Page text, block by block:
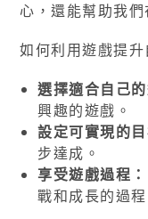
心，還能幫助我
如何利用遊戲提升
選擇適合自己的
興趣的遊戲。
設定可實現的目
步達成。
享受遊戲過程：
戰和成長的過程